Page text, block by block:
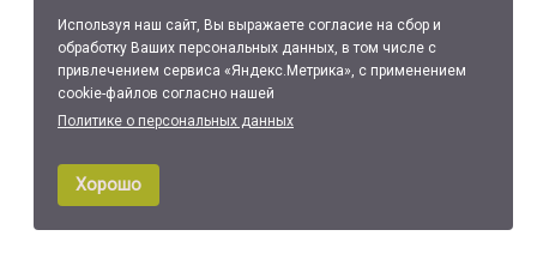
Используя наш сайт, Вы выражаете согласие на сбор и
обработку Ваших персональных данных, в том числе с
привлечением сервиса «Яндекс.Метрика», с применением
cookie-файлов согласно нашей
Политике о персональных данных
Хорошо